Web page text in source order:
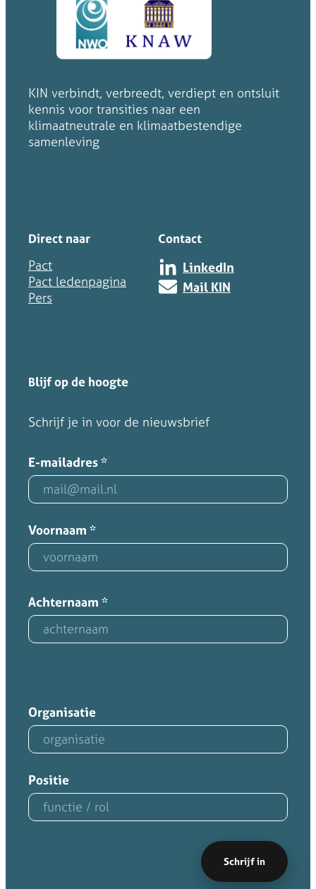
KIN verbindt, verbreedt, verdiept en ontsluit
kennis voor transities naar een
klimaatneutrale en klimaatbestendige
samenleving
Direct naar
Pact
Pact ledenpagina
Pers
Contact
LinkedIn
Mail KIN
Blijf op de hoogte
Schrijf je in voor de nieuwsbrief
E-mailadres*
Voornaam *
Achternaam *
Organisatie
Positie